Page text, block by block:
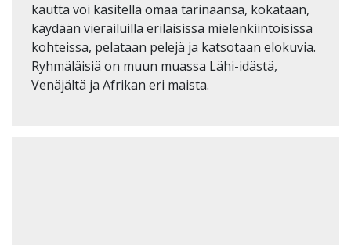
kautta voi käsitellä omaa tarinaansa, kokataan,
käydään vierailuilla erilaisissa mielenkiintoisissa
kohteissa, pelataan pelejä ja katsotaan elokuvia.
Ryhmäläisiä on muun muassa Lähi-idästä,
Venäjältä ja Afrikan eri maista.